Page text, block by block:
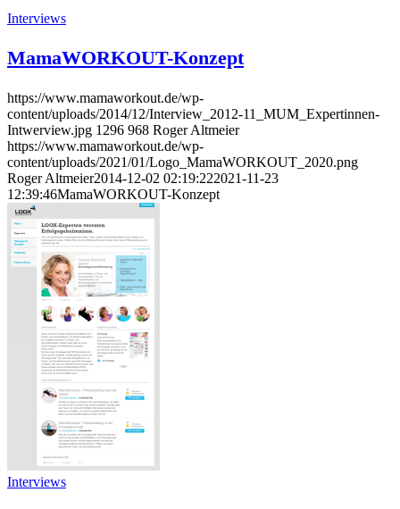
Interviews
MamaWORKOUT-Konzept
https://www.mamaworkout.de/wp-
content/uploads/2014/12/Interview_2012-11_MUM_Expertinnen-
Intwerview.jpg 1296 968 Roger Altmeier
https://www.mamaworkout.de/wp-
content/uploads/2021/01/Logo_MamaWORKOUT_2020.png
Roger Altmeier2014-12-02 02:19:222021-11-23
12:39:46MamaWORKOUT-Konzept
Interviews